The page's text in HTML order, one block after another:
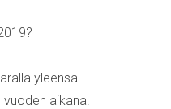
yleensä
aikana.